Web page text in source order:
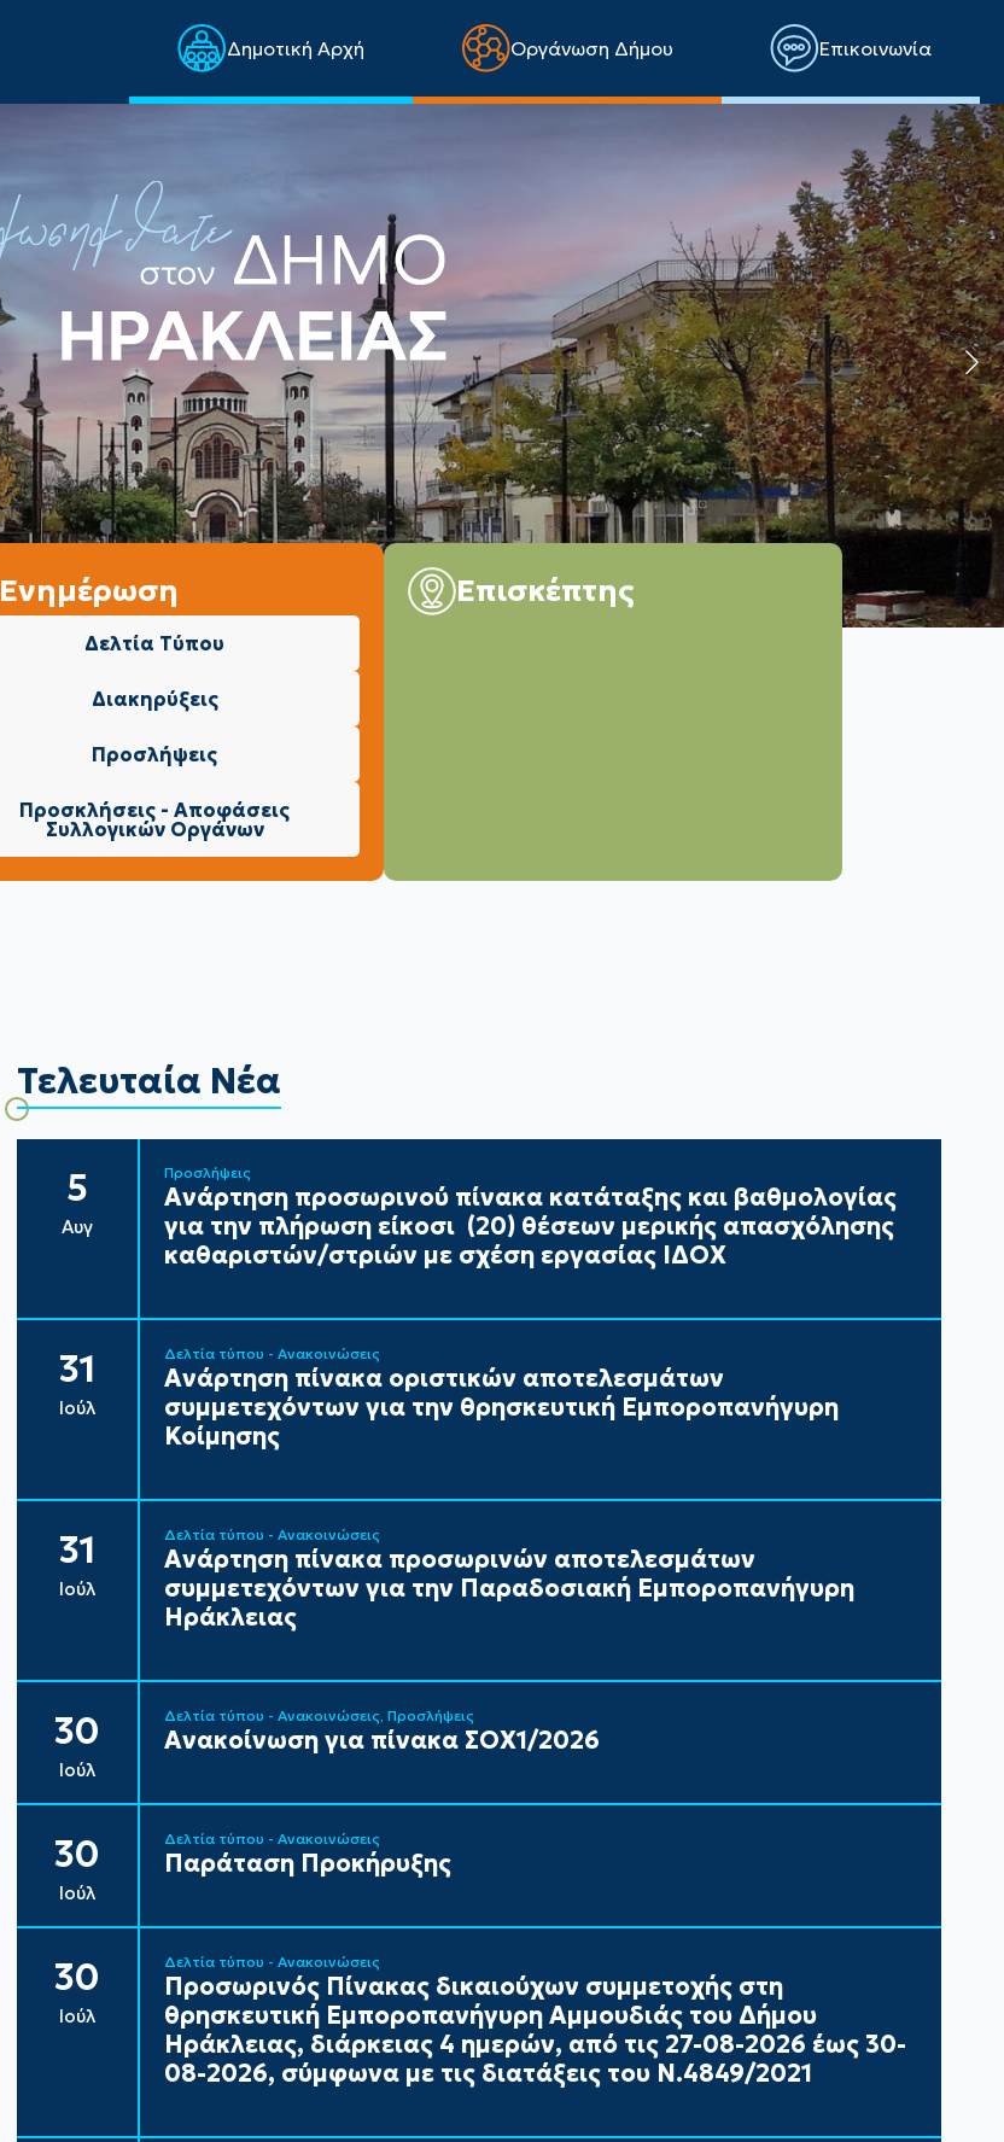
Δημοτική Αρχή Οργάνωση Δήμου Επικοινωνία
Ενημέρωση
Δελτία Τύπου
Διακηρύξεις
Προσλήψεις
Προσκλήσεις - Αποφάσεις
Συλλογικών Οργάνων
Επισκέπτης
Τελευταία Νέα
5
Αυγ
Προσλήψεις
Ανάρτηση προσωρινού πίνακα κατάταξης και βαθμολογίας
για την πλήρωση είκοσι (20) θέσεων μερικής απασχόλησης
καθαριστών/στριών με σχέση εργασίας ΙΔΟΧ
31
Ιούλ
Δελτία τύπου - Ανακοινώσεις
Ανάρτηση πίνακα οριστικών αποτελεσμάτων
συμμετεχόντων για την θρησκευτική Εμποροπανήγυρη
Κοίμησης
31
Ιούλ
Δελτία τύπου - Ανακοινώσεις
Ανάρτηση πίνακα προσωρινών αποτελεσμάτων
συμμετεχόντων για την Παραδοσιακή Εμποροπανήγυρη
Ηράκλειας
30
Ιούλ
Δελτία τύπου - Ανακοινώσεις Προσλήψεις
Ανακοίνωση για πίνακα ΣΟΧ1/2026
30
Ιούλ
Δελτία τύπου - Ανακοινώσεις
Παράταση Προκήρυξης
30
Ιούλ
Δελτία τύπου - Ανακοινώσεις
Προσωρινός Πίνακας δικαιούχων συμμετοχής στη
θρησκευτική Εμποροπανήγυρη Αμμουδιάς του Δήμου
Ηράκλειας, διάρκειας 4 ημερών, από τις 27-08-2026 έως 30-
08-2026, σύμφωνα με τις διατάξεις του Ν.4849/2021